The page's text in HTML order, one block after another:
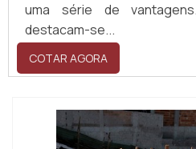
uma série de
destacam-se...
COTAR AGORA